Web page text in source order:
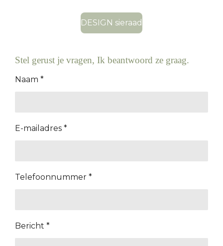
DESIGN sieraad
Stel gerust je vragen, Ik beantwoord ze graag.
Naam *
E-mailadres *
Telefoonnummer *
Bericht *